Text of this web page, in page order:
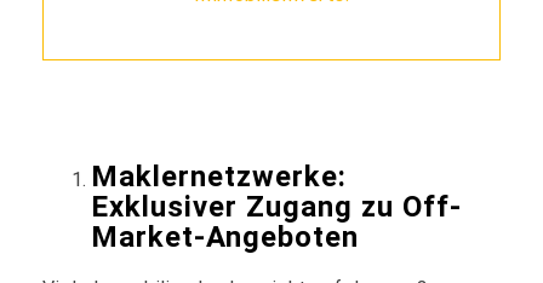
Maklernetzwerke:
Exklusiver Zugang zu Off-
Market-Angeboten